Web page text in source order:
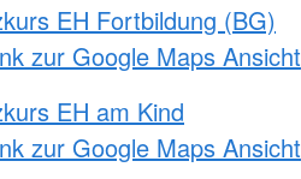
EH Fortbildung (BG)
zur Google Maps Ansicht
EH am Kind
zur Google Maps Ansicht